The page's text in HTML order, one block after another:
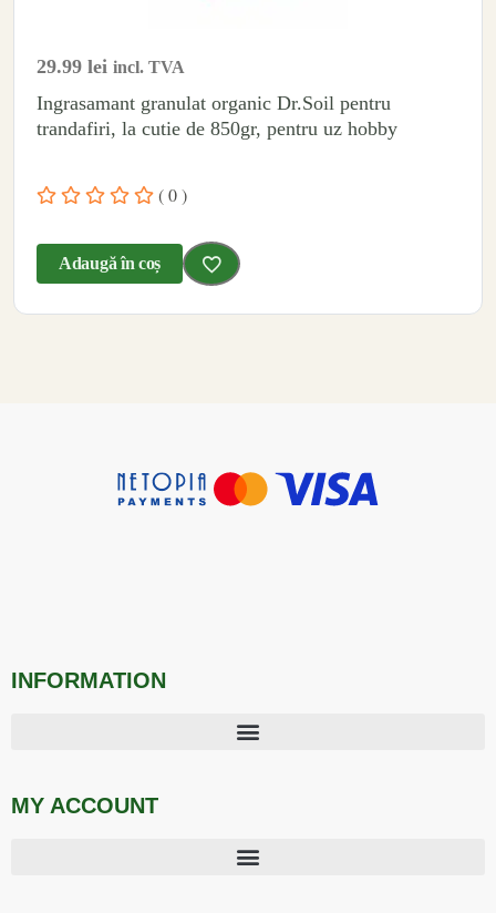
29.99 lei incl. TVA
Ingrasamant granulat organic Dr.Soil pentru
trandafiri, la cutie de 850gr, pentru uz hobby
( 0 )
Adaugă în coș
INFORMATION
MY ACCOUNT